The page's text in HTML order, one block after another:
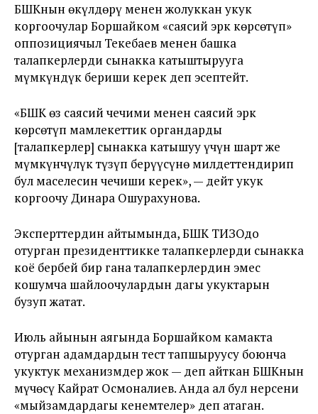
БШКнын өкүлдөрү менен жолуккан укук
коргоочулар Боршайком «саясий эрк көрсөтүп»
оппозициячыл Текебаев менен башка
талапкерлерди сынакка катыштырууга
мүмкүндүк бериши керек деп эсептейт.
«БШК өз саясий чечими менен саясий эрк
көрсөтүп мамлекеттик органдарды
[талапкерлер] сынакка катышуу үчүн шарт же
мүмкүнчүлүк түзүп берүүсүнө милдеттендирип
бул маселесин чечиши керек», — дейт укук
коргоочу Динара Ошурахунова.
Эксперттердин айтымында, БШК ТИЗОдо
отурган президенттикке талапкерлерди сынакка
коё бербей бир гана талапкерлердин эмес
кошумча шайлоочулардын дагы укуктарын
бузуп жатат.
Июль айынын аягында Боршайком камакта
отурган адамдардын тест тапшыруусу боюнча
укуктук механизмдер жок — деп айткан БШКнын
мүчөсү Кайрат Осмоналиев. Анда ал бул нерсени
«мыйзамдардагы кенемтелер» деп атаган.